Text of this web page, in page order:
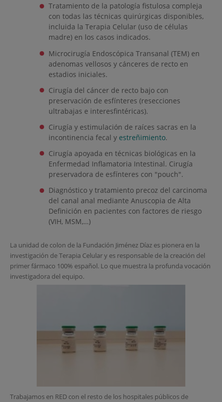
Tratamiento de la patología fistulosa compleja
con todas las técnicas quirúrgicas disponibles,
incluida la Terapia Celular (uso de células
madre) en los casos indicados.
Microcirugía Endoscópica Transanal (TEM) en
adenomas vellosos y cánceres de recto en
estadios iniciales.
Cirugía del cáncer de recto bajo con
preservación de esfínteres (resecciones
ultrabajas e interesfintéricas).
Cirugía y estimulación de raíces sacras en la
incontinencia fecal y estreñimiento.
Cirugía apoyada en técnicas biológicas en la
Enfermedad Inflamatoria Intestinal. Cirugía
preservadora de esfínteres con "pouch".
Diagnóstico y tratamiento precoz del carcinoma
del canal anal mediante Anuscopia de Alta
Definición en pacientes con factores de riesgo
(VIH, MSM,…)
La unidad de colon de la Fundación Jiménez Díaz es pionera en la
investigación de Terapia Celular y es responsable de la creación del
primer fármaco 100% español. Lo que muestra la profunda vocación
investigadora del equipo.
Trabajamos en RED con el resto de los hospitales públicos de